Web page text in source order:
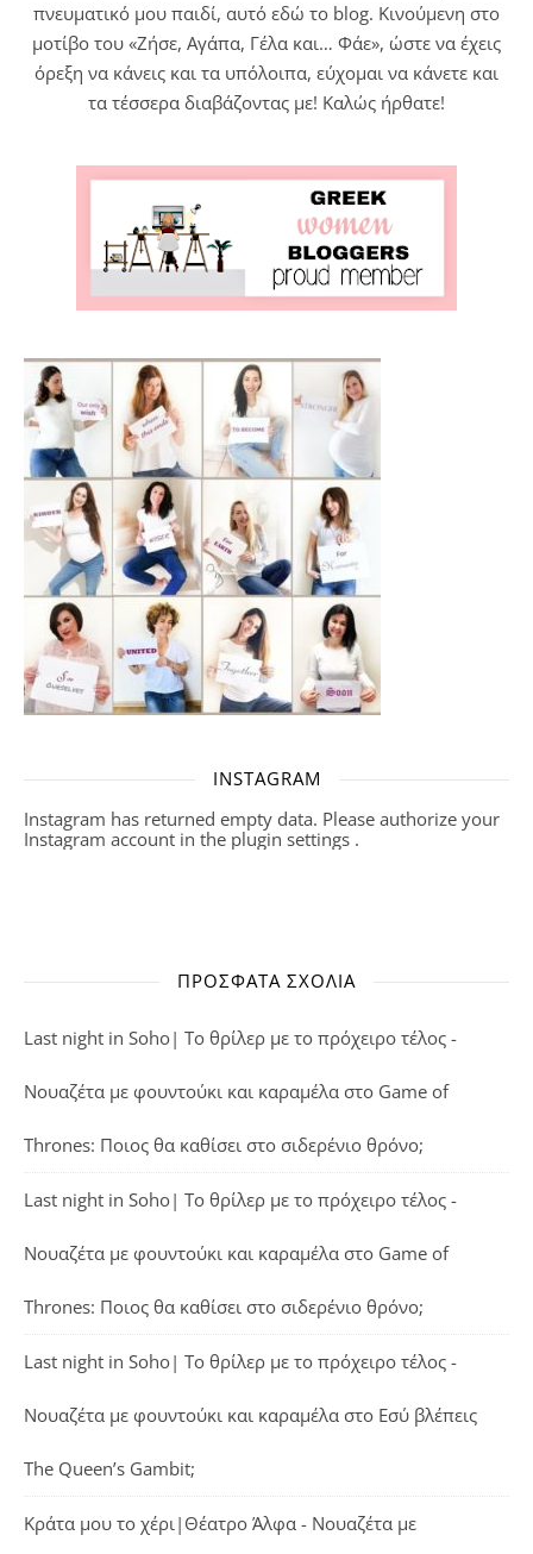
πνευματικό μου παιδί, αυτό εδώ το blog. Κινούμενη στο
μοτίβο του «Ζήσε, Αγάπα, Γέλα και… Φάε», ώστε να έχεις
όρεξη να κάνεις και τα υπόλοιπα, εύχομαι να κάνετε και
τα τέσσερα διαβάζοντας με! Καλώς ήρθατε!
INSTAGRAM
Instagram has returned empty data. Please authorize your
Instagram account in the plugin settings .
ΠΡΌΣΦΑΤΑ ΣΧΌΛΙΑ
Last night in Soho| Το θρίλερ με το πρόχειρο τέλος -
Νουαζέτα με φουντούκι και καραμέλα στο Game of
Thrones: Ποιος θα καθίσει στο σιδερένιο θρόνο;
Last night in Soho| Το θρίλερ με το πρόχειρο τέλος -
Νουαζέτα με φουντούκι και καραμέλα στο Game of
Thrones: Ποιος θα καθίσει στο σιδερένιο θρόνο;
Last night in Soho| Το θρίλερ με το πρόχειρο τέλος -
Νουαζέτα με φουντούκι και καραμέλα στο Εσύ βλέπεις
The Queen’s Gambit;
Κράτα μου το χέρι|Θέατρο Άλφα - Νουαζέτα με